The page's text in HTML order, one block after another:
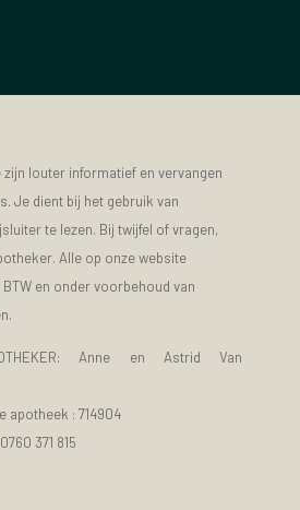
zijn louter informatief en vervangen
Je dient bij het gebruik van
te lezen. Bij twijfel of vragen,
Alle op onze website
en onder voorbehoud van
Anne en Astrid Van
apotheek : 714904
371 815